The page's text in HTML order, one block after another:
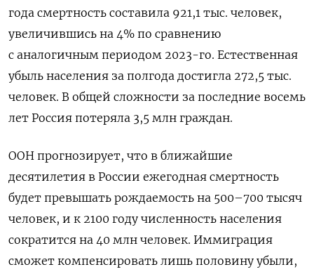
года смертность составила 921,1 тыс. человек,
увеличившись на 4% по сравнению
с аналогичным периодом 2023-го. Естественная
убыль населения за полгода достигла 272,5 тыс.
человек. В общей сложности за последние восемь
лет Россия потеряла 3,5 млн граждан.
ООН прогнозирует, что в ближайшие
десятилетия в России ежегодная смертность
будет превышать рождаемость на 500–700 тысяч
человек, и к 2100 году численность населения
сократится на 40 млн человек. Иммиграция
сможет компенсировать лишь половину убыли,